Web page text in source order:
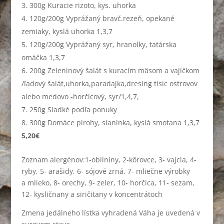
300g Kuracie rizoto, kys. uhorka
120g/200g Vyprážaný bravč.rezeň, opekané
zemiaky, kyslá uhorka 1,3,7
120g/200g Vyprážaný syr, hranolky, tatárska
omáčka 1,3,7
200g Zeleninový šalát s kuracím mäsom a vajíčkom
/ľadový šalát,uhorka,paradajka,dresing tisíc ostrovov
alebo medovo -horčicový, syr/1,4,7,
250g Sladké podľa ponuky
300g Domáce pirohy, slaninka, kyslá smotana 1,3,7
5,20€
Zoznam alergénov:1-obilniny, 2-kôrovce, 3- vajcia, 4-
ryby, 5- arašidy, 6- sójové zrná, 7- mliečne výrobky
a mlieko, 8- orechy, 9- zeler, 10- horčica, 11- sezam,
12- kysličnany a siričitany v koncentrátoch
Zmena jedálneho lístka vyhradená Váha je uvedená v